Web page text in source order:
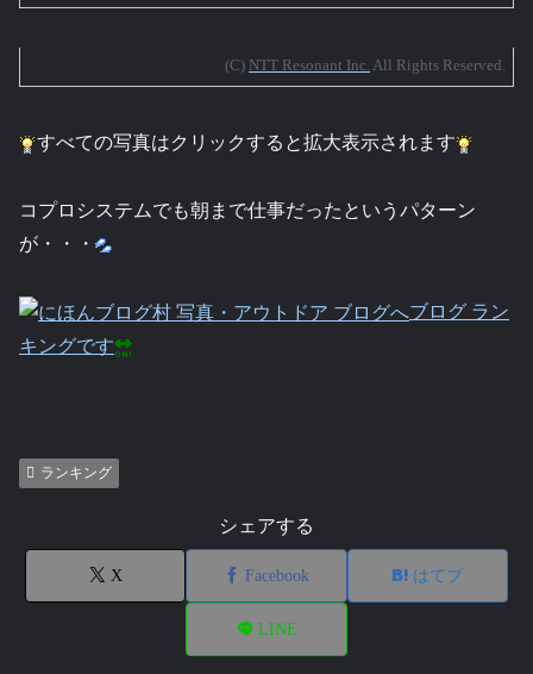
(C) NTT Resonant Inc. All Rights Reserved.
すべての写真はクリックすると拡大表示されます
コプロシステムでも朝まで仕事だったというパターン
が・・・
ブログ ラン
キングです
ランキング
シェアする
X Facebook はてブ
LINE